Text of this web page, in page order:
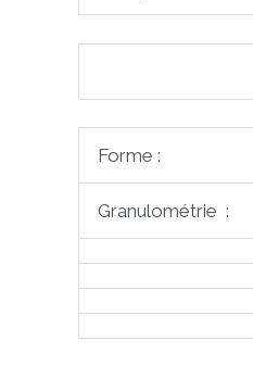
Forme :
Granulométrie :